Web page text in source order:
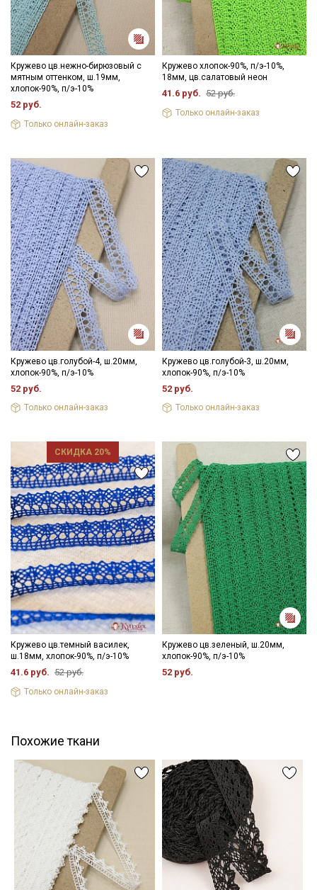
Кружево цв.нежно-бирюзовый с
мятным оттенком, ш.19мм,
хлопок-90%, п/э-10%
52 руб.
Только онлайн-заказ
Кружево хлопок-90%, п/э-10%,
18мм, цв.салатовый неон
41.6 руб. 52 руб.
Только онлайн-заказ
Кружево цв.голубой-4, ш.20мм,
хлопок-90%, п/э-10%
52 руб.
Только онлайн-заказ
Кружево цв.голубой-3, ш.20мм,
хлопок-90%, п/э-10%
52 руб.
Только онлайн-заказ
СКИДКА 20%
Кружево цв.темный василек,
ш.18мм, хлопок-90%, п/э-10%
41.6 руб. 52 руб.
Только онлайн-заказ
Кружево цв.зеленый, ш.20мм,
хлопок-90%, п/э-10%
52 руб.
Похожие ткани
Подписаться
Ознакомлен(а) с
Политикой обработки персональных
Согласие на обработку персональных